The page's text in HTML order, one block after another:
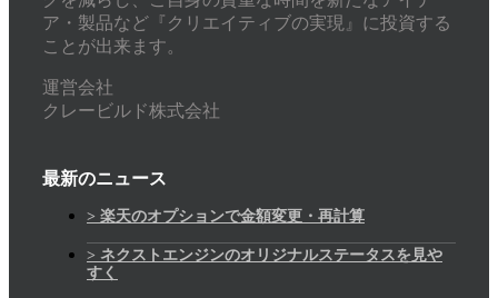
ア・製品など『クリエイティブの実現』に投資する
ことが出来ます。
運営会社
クレービルド株式会社
最新のニュース
> 楽天のオプションで金額変更・再計算
> ネクストエンジンのオリジナルステータスを見や
すく